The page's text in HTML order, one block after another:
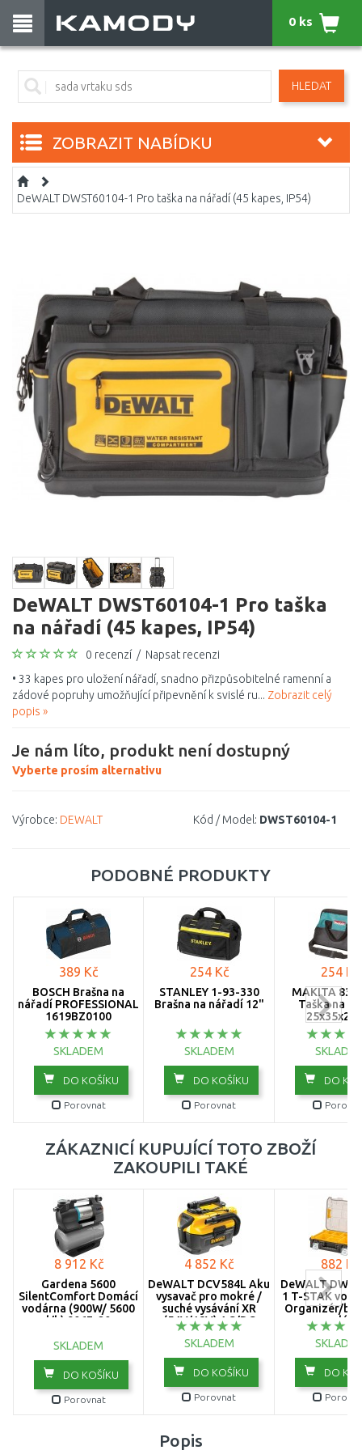
HLEDAT
0 ks
ZOBRAZIT NABÍDKU
DeWALT DWST60104-1 Pro taška na nářadí (45 kapes, IP54)
DeWALT DWST60104-1 Pro taška
na nářadí (45 kapes, IP54)
0 recenzí / Napsat recenzi
• 33 kapes pro uložení nářadí, snadno přizpůsobitelné ramenní a
zádové popruhy umožňující připevnění k svislé ru... Zobrazit celý
popis »
Je nám líto, produkt není dostupný
Vyberte prosím alternativu
Výrobce: DEWALT Kód / Model: DWST60104-1
PODOBNÉ PRODUKTY
389 Kč
BOSCH Brašna na
nářadí PROFESSIONAL
1619BZ0100
SKLADEM
DO KOŠÍKU
Porovnat
254 Kč
STANLEY 1-93-330
Brašna na nářadí 12"
SKLADEM
DO KOŠÍKU
Porovnat
254 Kč
MAKITA
Taška na
25x35x20
DO
ZÁKAZNICÍ KUPUJÍCÍ TOTO ZBOŽÍ
ZAKOUPILI TAKÉ
8 912 Kč
Gardena 5600
SilentComfort Domácí
vodárna (900W/ 5600
l/h) 9067-20
SKLADEM
DO KOŠÍKU
Porovnat
4 852 Kč
DeWALT DCV584L Aku
vysavač pro mokré /
suché vysávání XR
(54V/18V) AC/DC
SKLADEM
DO KOŠÍKU
Porovnat
882 Kč
DeWALT
1 T-STAK
Organizér/
pro malé
DO
Popis